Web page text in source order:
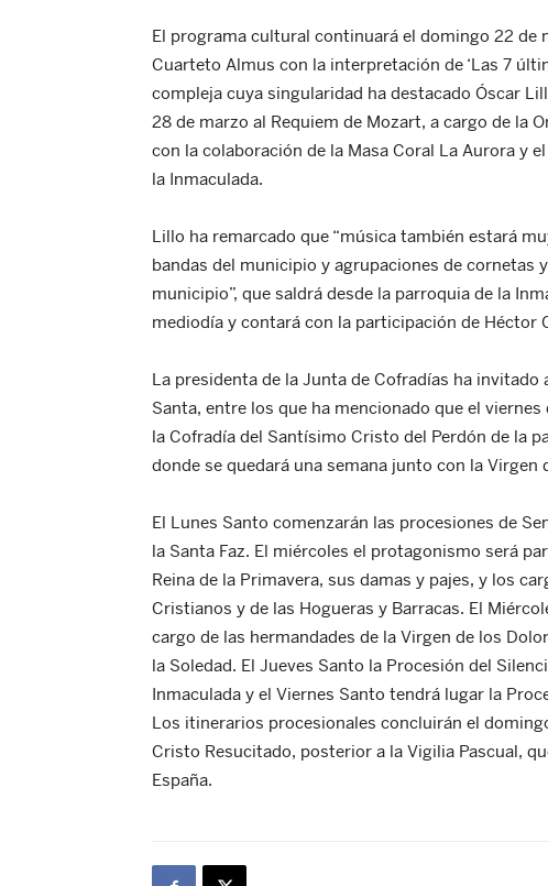
El programa cultural continuará el domingo 22
Cuarteto Almus con la interpretación de ‘Las 7
compleja cuya singularidad ha destacado Óscar
28 de marzo al Requiem de Mozart, a cargo de la
con la colaboración de la Masa Coral La Aurora y
la Inmaculada.
Lillo ha remarcado que “música también estará
bandas del municipio y agrupaciones de cornetas
municipio”, que saldrá desde la parroquia de la
mediodía y contará con la participación de Héctor
La presidenta de la Junta de Cofradías ha
Santa, entre los que ha mencionado que el
la Cofradía del Santísimo Cristo del Perdón de la
donde se quedará una semana junto con la Virgen
El Lunes Santo comenzarán las procesiones de
la Santa Faz. El miércoles el protagonismo será
Reina de la Primavera, sus damas y pajes, y los
Cristianos y de las Hogueras y Barracas. El
cargo de las hermandades de la Virgen de los
la Soledad. El Jueves Santo la Procesión del
Inmaculada y el Viernes Santo tendrá lugar la
Los itinerarios procesionales concluirán el
Cristo Resucitado, posterior a la Vigilia Pascual,
España.